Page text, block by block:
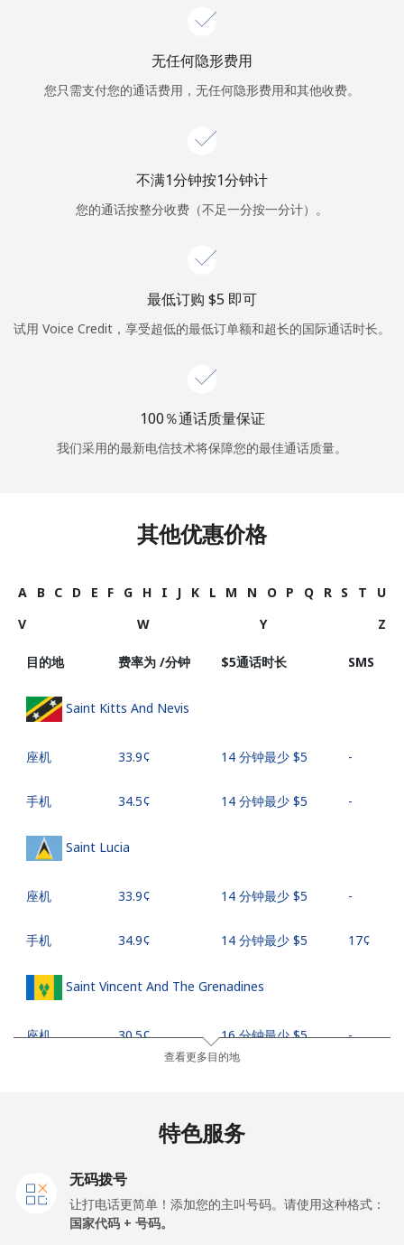
登录
者
继续使用
无任何隐形费用
您只需支付您的通话费用，无任何隐形费用和其他收费。
不满1分钟按1分钟计
您的通话按整分收费（不足一分按一分计）。
最低订购 ⁦$5⁩ 即可
试用 Voice Credit，享受超低的最低订单额和超长的国际通话时长。
100％通话质量保证
我们采用的最新电信技术将保障您的最佳通话质量。
其他优惠价格
A B C D E F G H I J K L M N O P Q R S T
U
V
W Y Z
目的地 费率为 /分钟 ⁦$5⁩通话时长 SMS
Saint Kitts And Nevis
座机 ⁦33.9¢⁩ 14 分钟最少 ⁦$5⁩ -
手机 ⁦34.5¢⁩ 14 分钟最少 ⁦$5⁩ -
Saint Lucia
座机 ⁦33.9¢⁩ 14 分钟最少 ⁦$5⁩ -
手机 ⁦34.9¢⁩ 14 分钟最少 ⁦$5⁩ ⁦17¢⁩
Saint Vincent And The Grenadines
座机 ⁦30.5¢⁩ 16 分钟最少 ⁦$5⁩ -
⁦127.5¢⁩
⁦133.9¢⁩
查看更多目的地
特色服务
无码拨号
让打电话更简单！添加您的主叫号码。请使用这种格式：
国家代码 + 号码。